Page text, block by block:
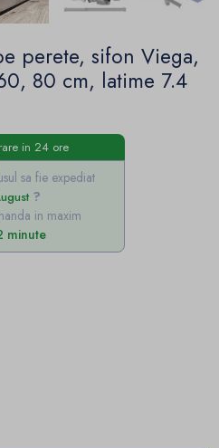
perete, sifon Viega,
80 cm, latime 7.4
in 24 ore
sa fie expediat
in maxim
minute